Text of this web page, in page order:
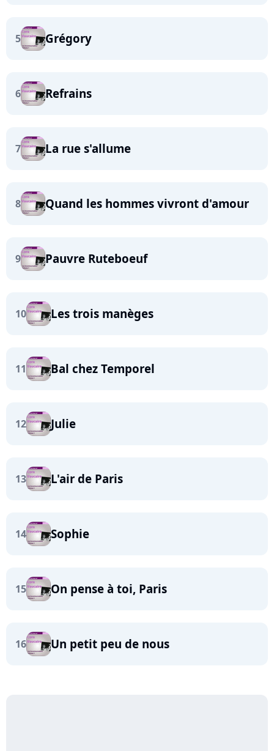
5 Grégory
6 Refrains
7 La rue s'allume
8 Quand les hommes vivront d'amour
9 Pauvre Ruteboeuf
10 Les trois manèges
11 Bal chez Temporel
12 Julie
13 L'air de Paris
14 Sophie
15 On pense à toi, Paris
16 Un petit peu de nous